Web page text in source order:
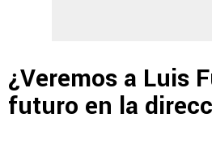
¿Veremos a Luis
futuro en la